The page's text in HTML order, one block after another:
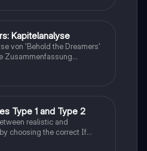
Kapitelanalyse
von 'Behold the Dreamers'
Zusammenfassung
wie den nigerianischen
Kontexte und die
möchten.
Type 1 and Type 2
realistic and
choosing the correct If